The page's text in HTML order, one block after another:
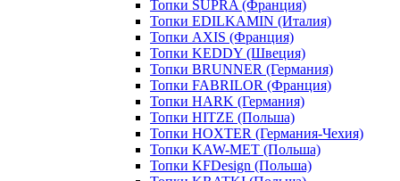
Топки SUPRA (Франция)
Топки EDILKAMIN (Италия)
Топки AXIS (Франция)
Топки KEDDY (Швеция)
Топки BRUNNER (Германия)
Топки FABRILOR (Франция)
Топки HARK (Германия)
Топки HITZE (Польша)
Топки HOXTER (Германия-Чехия)
Топки KAW-MET (Польша)
Топки KFDesign (Польша)